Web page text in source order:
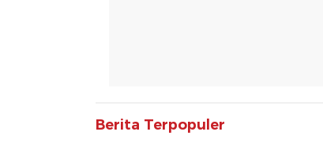
Berita Terpopuler